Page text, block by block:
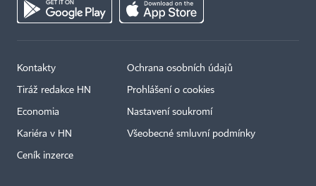
Kontakty
Tiráž redakce HN
Economia
Kariéra v HN
Ceník inzerce
Ochrana osobních údajů
Prohlášení o cookies
Nastavení soukromí
Všeobecné smluvní podmínky